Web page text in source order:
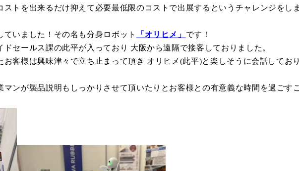
ストを出来るだけ抑えて必要最低限のコストで出展するというチャレンジをし
ていました！その名も分身ロボット
「オリヒメ」 です！
セールス課の此平が入っており 大阪から遠隔で接客しておりました。
お客様は興味津々で立ち止まって頂き オリヒメ(此平)と楽しそうに会話してお
マンが製品説明もしっかりさせて頂いたりとお客様との有意義な時間を過ごす